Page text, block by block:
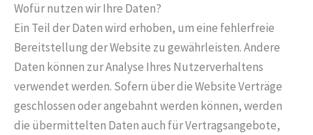
Wofür nutzen wir Ihre Daten?
Ein Teil der Daten wird erhoben, um eine fehlerfreie
Bereitstellung der Website zu gewährleisten. Andere
Daten können zur Analyse Ihres Nutzerverhaltens
verwendet werden. Sofern über die Website Verträge
geschlossen oder angebahnt werden können, werden
die übermittelten Daten auch für Vertragsangebote,